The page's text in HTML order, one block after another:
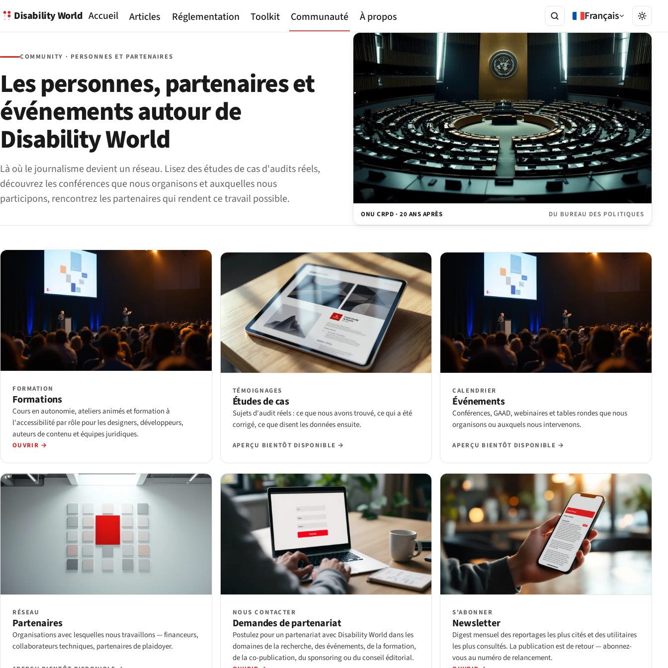
Disability World Accueil Articles Réglementation Toolkit Communauté À propos Français
COMMUNITY · PERSONNES ET PARTENAIRES
Les personnes, partenaires et
événements autour de
Disability World
Là où le journalisme devient un réseau. Lisez des études de cas d'audits réels,
découvrez les conférences que nous organisons et auxquelles nous
participons, rencontrez les partenaires qui rendent ce travail possible.
ONU CRPD · 20 ANS APRÈS DU BUREAU DES POLITIQUES
FORMATION
Formations
Cours en autonomie, ateliers animés et formation à
l'accessibilité par rôle pour les designers, développeurs,
auteurs de contenu et équipes juridiques.
OUVRIR →
TÉMOIGNAGES
Études de cas
Sujets d'audit réels : ce que nous avons trouvé, ce qui a été
corrigé, ce que disent les données ensuite.
APERÇU BIENTÔT DISPONIBLE →
CALENDRIER
Événements
Conférences, GAAD, webinaires et tables rondes que nous
organisons ou auxquels nous intervenons.
APERÇU BIENTÔT DISPONIBLE →
RÉSEAU
Partenaires
Organisations avec lesquelles nous travaillons — financeurs,
collaborateurs techniques, partenaires de plaidoyer.
NOUS CONTACTER
Demandes de partenariat
Postulez pour un partenariat avec Disability World dans les
domaines de la recherche, des événements, de la formation,
de la co-publication, du sponsoring ou du conseil éditorial.
S'ABONNER
Newsletter
Digest mensuel des reportages les plus cités et des utilitaires
les plus consultés. La publication est de retour — abonnez-
vous au numéro de relancement.